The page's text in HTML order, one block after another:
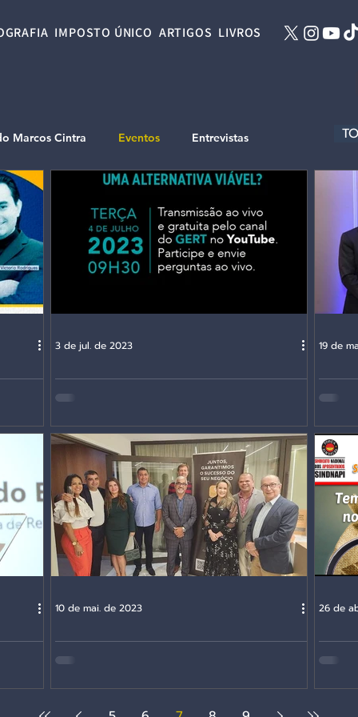
IMPOSTO ÚNICO ARTIGOS LIVROS
Marcos Cintra Eventos Entrevistas
Live: Reforma Tributária
Infraconstitucional: Uma Alternativa
3 de jul. de 2023 19 de
Palestra: Seac-BA
10 de mai. de 2023
Live:
26 de